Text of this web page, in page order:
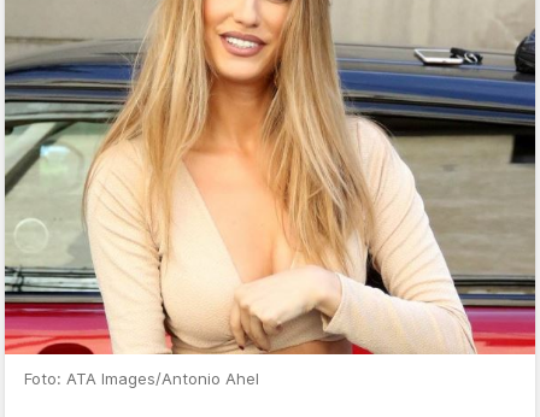
Foto: ATA Images/Antonio Ahel